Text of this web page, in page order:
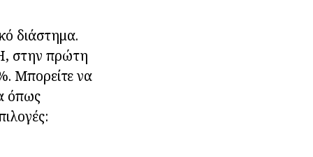
διάστημα.
στην πρώτη
Μπορείτε να
όπως